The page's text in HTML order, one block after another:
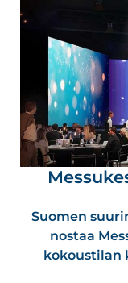
Suomen
nostaa
kokoustilan